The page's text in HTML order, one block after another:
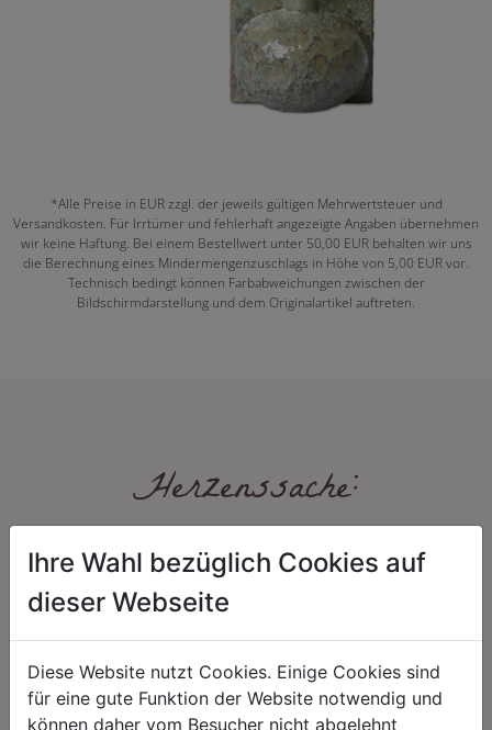
*Alle Preise in EUR zzgl. der jeweils gültigen Mehrwertsteuer und
Versandkosten. Für Irrtümer und fehlerhaft angezeigte Angaben übernehmen
wir keine Haftung. Bei einem Bestellwert unter 50,00 EUR behalten wir uns
die Berechnung eines Mindermengenzuschlags in Höhe von 5,00 EUR vor.
Technisch bedingt können Farbabweichungen zwischen der
Bildschirmdarstellung und dem Originalartikel auftreten.
Herzenssache:
HARMONIE FAIRNESS
Ihre Wahl bezüglich Cookies auf
dieser Webseite
Diese Website nutzt Cookies. Einige Cookies sind
für eine gute Funktion der Website notwendig und
können daher vom Besucher nicht abgelehnt